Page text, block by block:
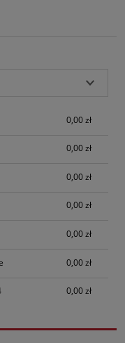
0,00 zł
0,00 zł
0,00 zł
0,00 zł
0,00 zł
0,00 zł
0,00 zł